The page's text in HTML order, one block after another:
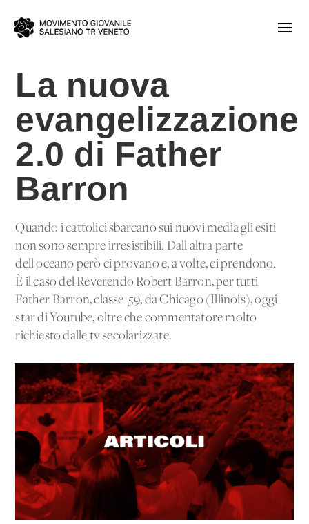
La nuova
evangelizzazione
2.0 di Father
Barron
Quando i cattolici sbarcano sui nuovi media gli esiti
non sono sempre irresistibili. Dall'altra parte
dell'oceano però ci provano e, a volte, ci prendono.
È il caso del Reverendo Robert Barron, per tutti
Father Barron, classe '59, da Chicago (Illinois), oggi
star di Youtube, oltre che commentatore molto
richiesto dalle tv secolarizzate.